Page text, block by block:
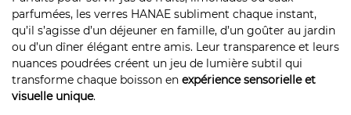
parfumées, les verres HANAE subliment chaque instant,
qu’il s’agisse d’un déjeuner en famille, d’un goûter au jardin
ou d’un dîner élégant entre amis. Leur transparence et leurs
nuances poudrées créent un jeu de lumière subtil qui
transforme chaque boisson en expérience sensorielle et
visuelle unique.